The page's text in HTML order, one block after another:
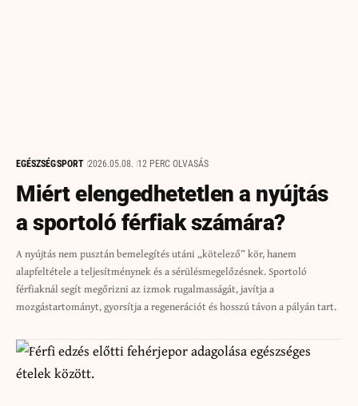
EGÉSZSÉGSPORT 2026.05.08. 12 PERC OLVASÁS
Miért elengedhetetlen a nyújtás
a sportoló férfiak számára?
A nyújtás nem pusztán bemelegítés utáni „kötelező” kör, hanem
alapfeltétele a teljesítménynek és a sérülésmegelőzésnek. Sportoló
férfiaknál segít megőrizni az izmok rugalmasságát, javítja a
mozgástartományt, gyorsítja a regenerációt és hosszú távon a pályán tart.